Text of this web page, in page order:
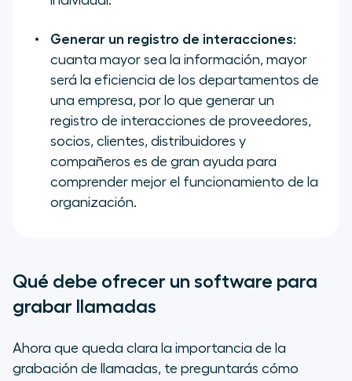
Generar un registro de interacciones:
cuanta mayor sea la información, mayor
será la eficiencia de los departamentos de
una empresa, por lo que generar un
registro de interacciones de proveedores,
socios, clientes, distribuidores y
compañeros es de gran ayuda para
comprender mejor el funcionamiento de la
organización.
Qué debe ofrecer un software para
grabar llamadas
Ahora que queda clara la importancia de la
grabación de llamadas, te preguntarás cómo